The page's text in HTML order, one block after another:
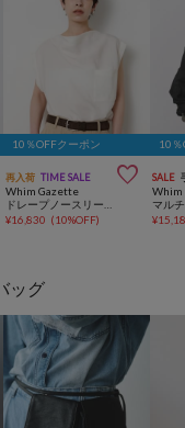
10％OFFクーポン
再入荷 TIME SALE 
Whim Gazette
ドレープノースリーブブラウス
¥16,830 (10%OFF)
10％
SALE
Whim
¥
ッグ